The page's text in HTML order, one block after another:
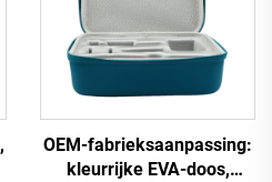
OEM-fabrieksaanpassing:
kleurrijke EVA-doos,